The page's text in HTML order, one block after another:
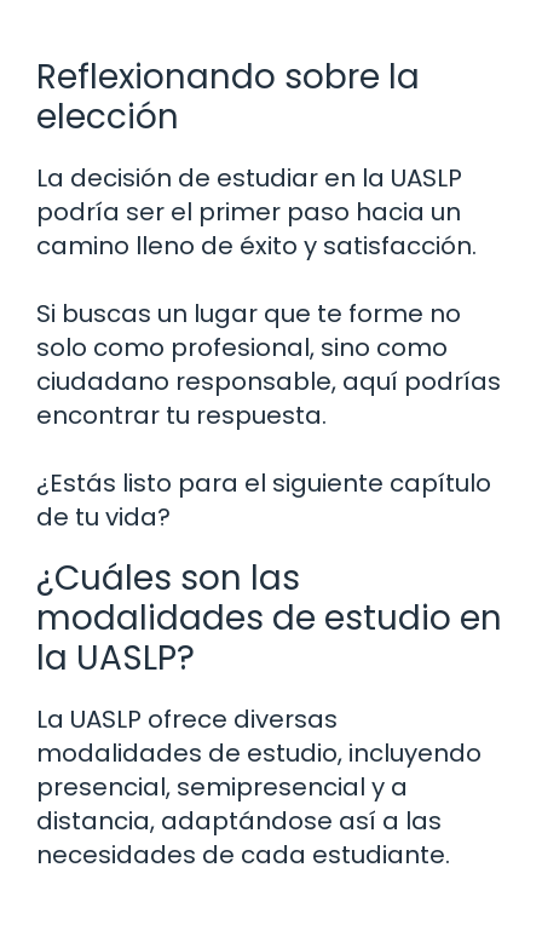
Reflexionando sobre la
elección
La decisión de estudiar en la UASLP
podría ser el primer paso hacia un
camino lleno de éxito y satisfacción.
Si buscas un lugar que te forme no
solo como profesional, sino como
ciudadano responsable, aquí podrías
encontrar tu respuesta.
¿Estás listo para el siguiente capítulo
de tu vida?
¿Cuáles son las
modalidades de estudio en
la UASLP?
La UASLP ofrece diversas
modalidades de estudio, incluyendo
presencial, semipresencial y a
distancia, adaptándose así a las
necesidades de cada estudiante.